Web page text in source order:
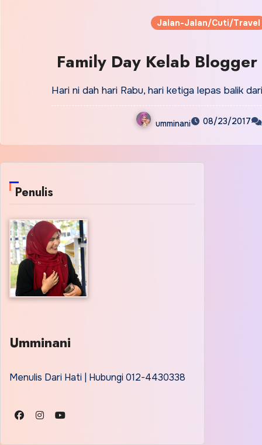
Jalan-Jalan/Cuti/Travel
Family Day Kelab
Hari ni dah hari Rabu, hari ketiga lepas balik
umminani 08/23/2017
Penulis
Umminani
Menulis Dari Hati | Hubungi 012-4430338